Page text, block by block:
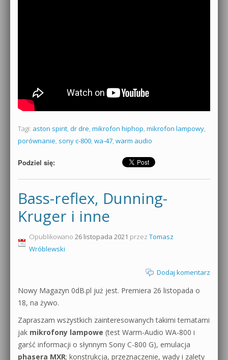
Tagi: aston spirit, dr dre, mikrofon hiphop, mikrofon lampowy,
porównanie, sony c-800, wa-47, warm audio
Podziel się:
Bass-reflex, Dunning-
Kruger i inne
Opublikowano 26 listopada 2021 przez Tomasz
Wróblewski
Dodaj komentarz
Nowy Magazyn 0dB.pl już jest. Premiera 26 listopada o
18, na żywo.
Zapraszam wszystkich zainteresowanych takimi tematami
jak mikrofony lampowe (test Warm-Audio WA-800 i
garść informacji o słynnym Sony C-800 G), emulacja
phasera MXR; konstrukcja, przeznaczenie, wady i zalety